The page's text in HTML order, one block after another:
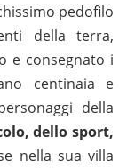
pedofilo
della terra,
e consegnato i
centinaia e
della
dello sport,
nella sua villa